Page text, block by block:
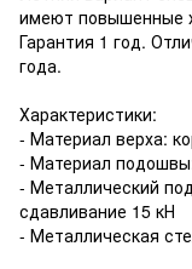
имеют повышенные
Гарантия 1 год.
года.
Характеристики:
- Материал верха:
- Материал
- Металлический
сдавливание 15 кН
- Металлическая